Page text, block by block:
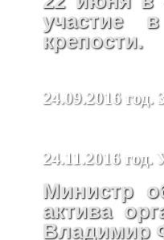
участие
крепости.
24.09.2016
24.11.2016
Министр
актива
Владимир